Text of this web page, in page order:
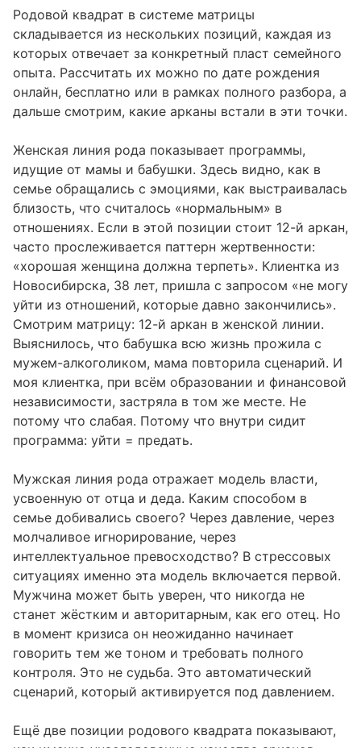
Родовой квадрат в системе матрицы
складывается из нескольких позиций, каждая из
которых отвечает за конкретный пласт семейного
опыта. Рассчитать их можно по дате рождения
онлайн, бесплатно или в рамках полного разбора, а
дальше смотрим, какие арканы встали в эти точки.
Женская линия рода показывает программы,
идущие от мамы и бабушки. Здесь видно, как в
семье обращались с эмоциями, как выстраивалась
близость, что считалось «нормальным» в
отношениях. Если в этой позиции стоит 12-й аркан,
часто прослеживается паттерн жертвенности:
«хорошая женщина должна терпеть». Клиентка из
Новосибирска, 38 лет, пришла с запросом «не могу
уйти из отношений, которые давно закончились».
Смотрим матрицу: 12-й аркан в женской линии.
Выяснилось, что бабушка всю жизнь прожила с
мужем-алкоголиком, мама повторила сценарий. И
моя клиентка, при всём образовании и финансовой
независимости, застряла в том же месте. Не
потому что слабая. Потому что внутри сидит
программа: уйти = предать.
Мужская линия рода отражает модель власти,
усвоенную от отца и деда. Каким способом в
семье добивались своего? Через давление, через
молчаливое игнорирование, через
интеллектуальное превосходство? В стрессовых
ситуациях именно эта модель включается первой.
Мужчина может быть уверен, что никогда не
станет жёстким и авторитарным, как его отец. Но
в момент кризиса он неожиданно начинает
говорить тем же тоном и требовать полного
контроля. Это не судьба. Это автоматический
сценарий, который активируется под давлением.
Ещё две позиции родового квадрата показывают,